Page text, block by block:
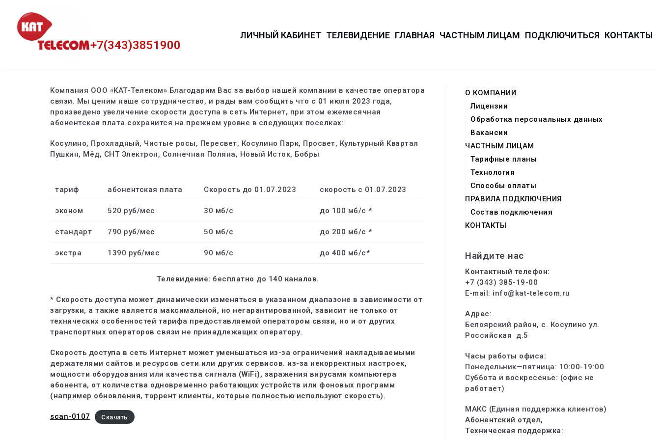
Перейти
содержимому
+7(343)3851900
ЛИЧНЫЙ КАБИНЕТ ТЕЛЕВИДЕНИЕ ГЛАВНАЯ ЧАСТНЫМ ЛИЦАМ ПОДКЛЮЧИТЬСЯ КОНТАКТЫ
Компания ООО «КАТ-Телеком» Благодарим Вас за выбор нашей компании в качестве оператора
связи. Мы ценим наше сотрудничество, и рады вам сообщить что с 01 июля 2023 года,
произведено увеличение скорости доступа в сеть Интернет, при этом ежемесячная
абонентская плата сохранится на прежнем уровне в следующих поселках:
Косулино, Прохладный, Чистые росы, Пересвет, Косулино Парк, Просвет, Культурный Квартал
Пушкин, Мёд, СНТ Электрон, Солнечная Поляна, Новый Исток, Бобры
тариф абонентская плата Скорость до 01.07.2023 скорость с 01.07.2023
эконом 520 руб/мес 30 мб/с до 100 мб/с *
стандарт 790 руб/мес 50 мб/с до 200 мб/с *
экстра 1390 руб/мес 90 мб/с до 400 мб/с*
Телевидение: бесплатно до 140 каналов.
* Скорость доступа может динамически изменяться в указанном диапазоне в зависимости от
загрузки, а также является максимальной, но негарантированной, зависит не только от
технических особенностей тарифа предоставляемой оператором связи, но и от других
транспортных операторов связи не принадлежащих оператору.
Скорость доступа в сеть Интернет может уменьшаться из-за ограничений накладываемыми
держателями сайтов и ресурсов сети или других сервисов. из-за некорректных настроек,
мощности оборудования или качества сигнала (WiFi), заражения вирусами компьютера
абонента, от количества одновременно работающих устройств или фоновых программ
(например обновления, торрент клиенты, которые полностью используют скорость).
scan-0107 Скачать
О КОМПАНИИ
Лицензии
Обработка персональных данных
Вакансии
ЧАСТНЫМ ЛИЦАМ
Тарифные планы
Технология
Способы оплаты
ПРАВИЛА ПОДКЛЮЧЕНИЯ
Состав подключения
КОНТАКТЫ
Найдите нас
Контактный телефон:
+7 (343) 385-19-00
E-mail: info@kat-telecom.ru
Адрес:
Белоярский район, с. Косулино ул.
Российская д.5
Часы работы офиса:
Понедельник—пятница: 10:00-19:00
Суббота и воскресенье: (офис не
работает)
МАКС (Единая поддержка клиентов)
Абонентский отдел,
Техническая поддержка: